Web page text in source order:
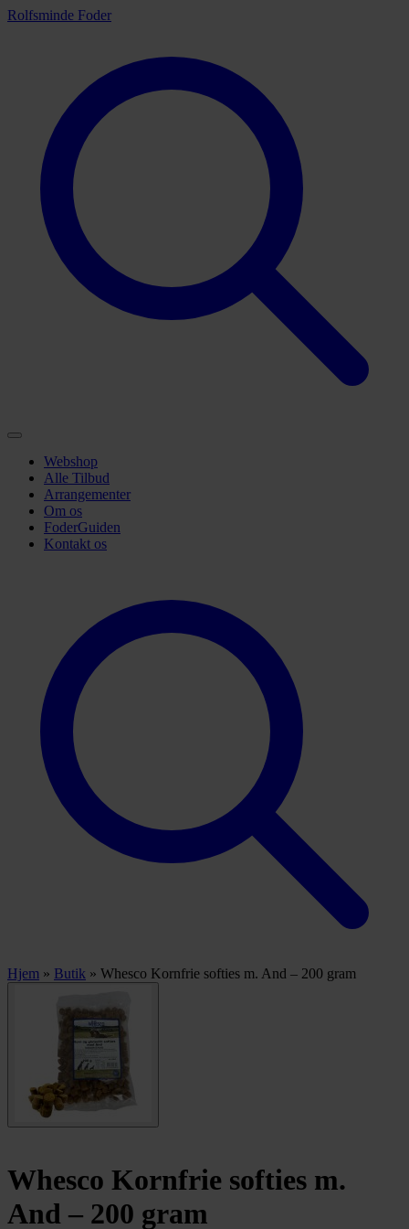
Rolfsminde Foder
Webshop
Alle Tilbud
Arrangementer
Om os
FoderGuiden
Kontakt os
Hjem » Butik » Whesco Kornfrie softies m. And – 200 gram
Whesco Kornfrie softies m.
And – 200 gram